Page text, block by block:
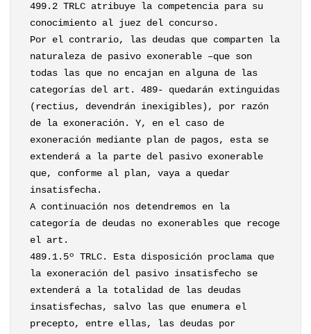
499.2 TRLC atribuye la competencia para su
conocimiento al juez del concurso.
Por el contrario, las deudas que comparten la
naturaleza de pasivo exonerable –que son
todas las que no encajan en alguna de las
categorías del art. 489- quedarán extinguidas
(rectius, devendrán inexigibles), por razón
de la exoneración. Y, en el caso de
exoneración mediante plan de pagos, esta se
extenderá a la parte del pasivo exonerable
que, conforme al plan, vaya a quedar
insatisfecha.
A continuación nos detendremos en la
categoría de deudas no exonerables que recoge
el art.
489.1.5º TRLC. Esta disposición proclama que
la exoneración del pasivo insatisfecho se
extenderá a la totalidad de las deudas
insatisfechas, salvo las que enumera el
precepto, entre ellas, las deudas por